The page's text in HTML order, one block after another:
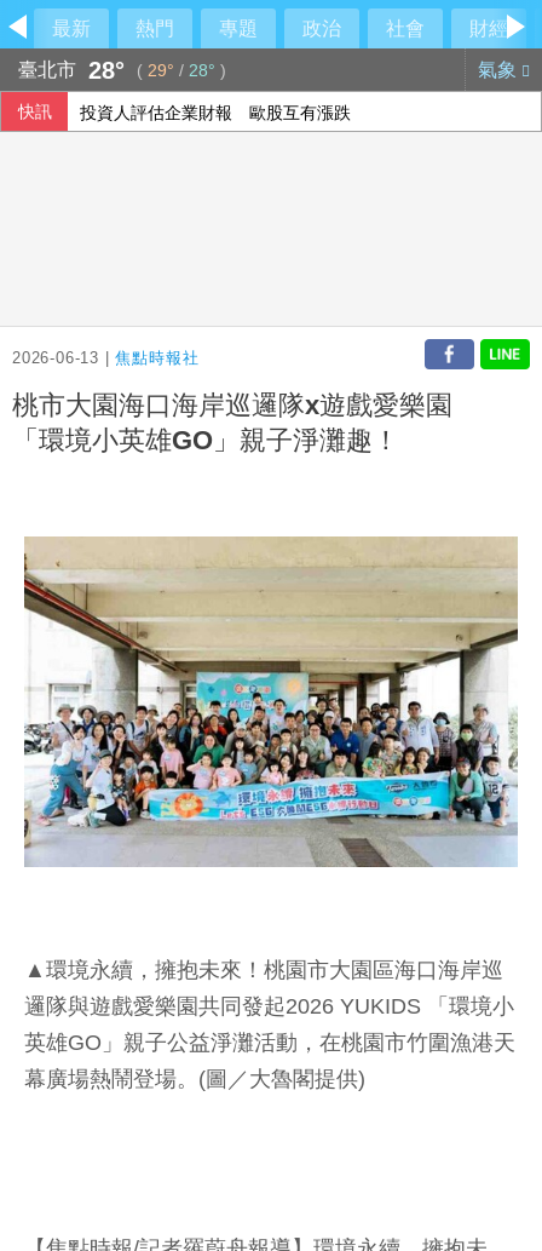
最新 熱門 專題 政治 社會
財經
臺北市 28° ( 29° / 28° ) 氣象
快訊 投資人評估企業財報 歐股互有漲跌
2026-06-13 |焦點時報社
桃市大園海口海岸巡邏隊x遊戲愛樂園
「環境小英雄GO」親子淨灘趣！
▲環境永續，擁抱未來！桃園市大園區海口海岸巡
邏隊與遊戲愛樂園共同發起2026 YUKIDS 「環境小
英雄GO」親子公益淨灘活動，在桃園市竹圍漁港天
幕廣場熱鬧登場。(圖／大魯閣提供)